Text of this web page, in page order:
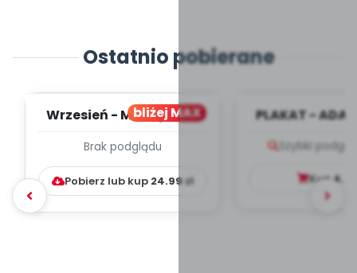
Ostatnio pobierane
bliżej MAX
Wrzesień - MIESIĘCZNY
WYCHOWAWCZO –
DYDAKTYC...
Brak podglądu
Pobierz lub kup 24.99zł
PLAKAT -
Szybki
Kup